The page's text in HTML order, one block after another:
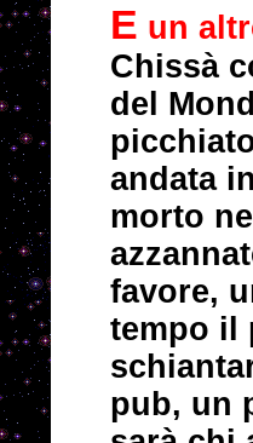
E un
Chissà
del
andata
morto
favore,
tempo il
pub, un